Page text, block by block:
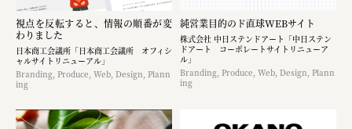
視点を反転すると、情報の順番が変
わりました
日本商工会議所「日本商工会議所 オフィシ
ャルサイトリニューアル」
Branding, Produce, Web, Design, Plann
ing
純営業目的のド直球WEBサイト
株式会社 中日ステンドアート「中日ステン
ドアート コーポレートサイトリニューア
ル」
Branding, Produce, Web, Design, Plann
ing